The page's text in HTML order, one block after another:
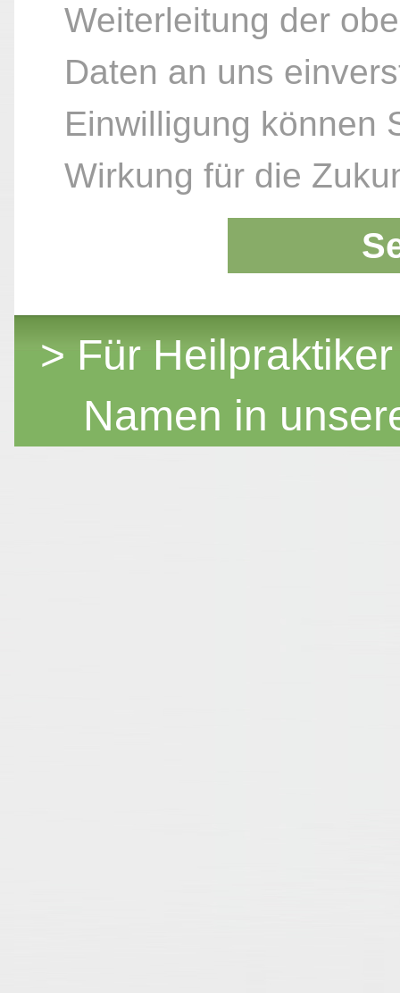
Weiterleitung der
Daten an uns
Einwilligung können
Wirkung für die
> Für
Namen in